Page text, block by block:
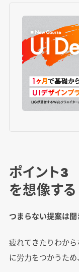
ポイント
を想像する
つまらない提案は
疲れてきたりわか
に労力をつかうため